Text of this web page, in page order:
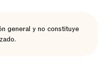
general y no constituye